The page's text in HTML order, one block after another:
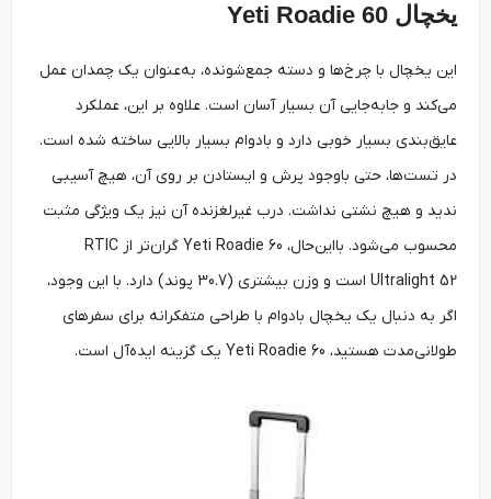
یخچال Yeti Roadie 60
این یخچال با چرخ‌ها و دسته جمع‌شونده، به‌عنوان یک چمدان عمل
می‌کند و جابه‌جایی آن بسیار آسان است. علاوه بر این، عملکرد
عایق‌بندی بسیار خوبی دارد و بادوام بسیار بالایی ساخته شده است.
در تست‌ها، حتی باوجود پرش و ایستادن بر روی آن، هیچ آسیبی
ندید و هیچ نشتی نداشت. درب غیرلغزنده آن نیز یک ویژگی مثبت
محسوب می‌شود. بااین‌حال، Yeti Roadie 60 گران‌تر از RTIC
Ultralight 52 است و وزن بیشتری (30.7 پوند) دارد. با این وجود،
اگر به دنبال یک یخچال بادوام با طراحی متفکرانه برای سفرهای
طولانی‌مدت هستید، Yeti Roadie 60 یک گزینه ایده‌آل است.